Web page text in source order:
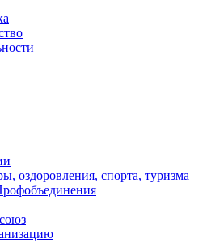
оздоровления, спорта, туризма